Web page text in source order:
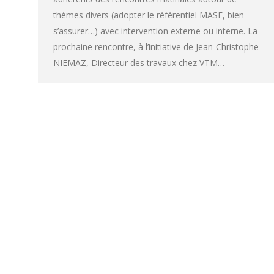
thèmes divers (adopter le référentiel MASE, bien
s’assurer…) avec intervention externe ou interne. La
prochaine rencontre, à l’initiative de Jean-Christophe
NIEMAZ, Directeur des travaux chez VTM…